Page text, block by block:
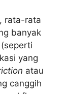
rata-rata
banyak
yang
atau
canggih